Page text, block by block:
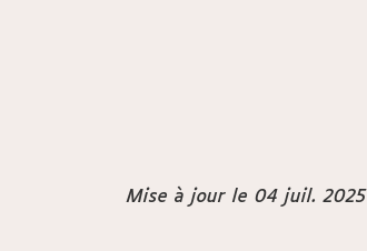
Mise à jour le 04 juil. 2025